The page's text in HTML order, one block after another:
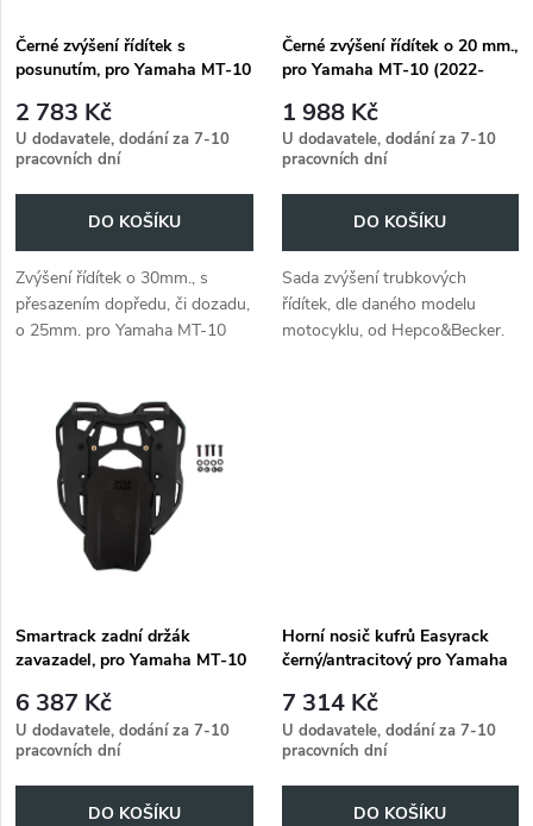
p
r
o
d
u
s
p
r
o
d
u
Černé zvýšení řídítek s
posunutím, pro Yamaha MT-10
2 783 Kč
U dodavatele, dodání za 7-10
pracovních dní
DO KOŠÍKU
Zvýšení řídítek o 30mm., s
přesazením dopředu, či dozadu,
o 25mm. pro Yamaha MT-10
Černé zvýšení řídítek o 20 mm.,
pro Yamaha MT-10 (2022-
1 988 Kč
U dodavatele, dodání za 7-10
pracovních dní
DO KOŠÍKU
Sada zvýšení trubkových
řídítek, dle daného modelu
motocyklu, od Hepco&Becker.
Smartrack zadní držák
zavazadel, pro Yamaha MT-10
6 387 Kč
U dodavatele, dodání za 7-10
pracovních dní
DO KOŠÍKU
Horní nosič kufrů Easyrack
černý/antracitový pro Yamaha
7 314 Kč
U dodavatele, dodání za 7-10
pracovních dní
DO KOŠÍKU